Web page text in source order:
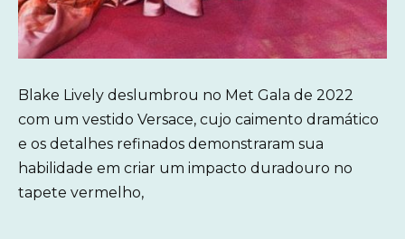
Blake Lively deslumbrou no Met Gala de 2022
com um vestido Versace, cujo caimento dramático
e os detalhes refinados demonstraram sua
habilidade em criar um impacto duradouro no
tapete vermelho,